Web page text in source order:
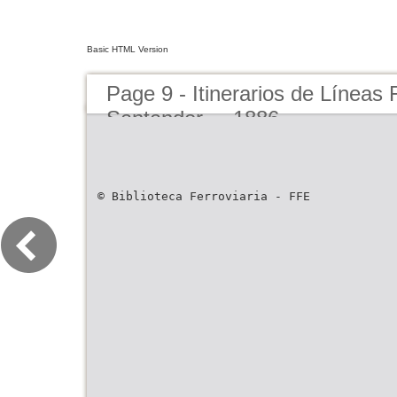
Basic HTML Version
Page 9 - Itinerarios de Líneas
Santander..., 1886
© Biblioteca Ferroviaria - FFE